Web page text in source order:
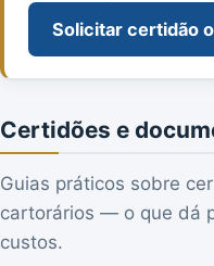
Solicitar certidão
Certidões e
Guias práticos sobre
cartorários — o que dá
custos.